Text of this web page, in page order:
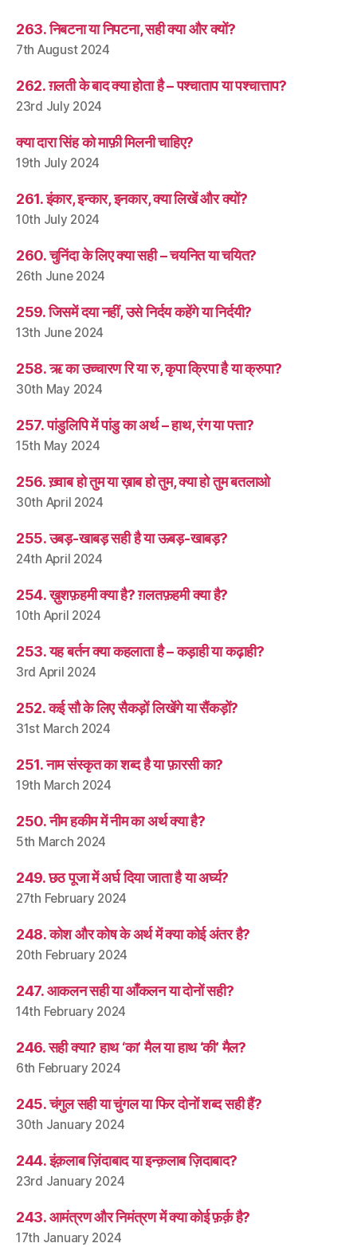
263. निबटना या निपटना, सही क्या और क्यों?
7th August 2024
262. ग़लती के बाद क्या होता है – पश्चाताप या पश्चात्ताप?
23rd July 2024
क्या दारा सिंह को माफ़ी मिलनी चाहिए?
19th July 2024
261. इंकार, इन्कार, इनकार, क्या लिखें और क्यों?
10th July 2024
260. चुनिंदा के लिए क्या सही – चयनित या चयित?
26th June 2024
259. जिसमें दया नहीं, उसे निर्दय कहेंगे या निर्दयी?
13th June 2024
258. ऋ का उच्चारण रि या रु, कृपा क्रिपा है या क्रुपा?
30th May 2024
257. पांडुलिपि में पांडु का अर्थ – हाथ, रंग या पत्ता?
15th May 2024
256. ख़्वाब हो तुम या ख़ाब हो तुम, क्या हो तुम बतलाओ
30th April 2024
255. उबड़-खाबड़ सही है या ऊबड़-खाबड़?
24th April 2024
254. ख़ुशफ़हमी क्या है? ग़लतफ़हमी क्या है?
10th April 2024
253. यह बर्तन क्या कहलाता है – कड़ाही या कढ़ाही?
3rd April 2024
252. कई सौ के लिए सैकड़ों लिखेंगे या सैंकड़ों?
31st March 2024
251. नाम संस्कृत का शब्द है या फ़ारसी का?
19th March 2024
250. नीम हकीम में नीम का अर्थ क्या है?
5th March 2024
249. छठ पूजा में अर्घ दिया जाता है या अर्घ्य?
27th February 2024
248. कोश और कोष के अर्थ में क्या कोई अंतर है?
20th February 2024
247. आकलन सही या आँकलन या दोनों सही?
14th February 2024
246. सही क्या? हाथ ‘का’ मैल या हाथ ‘की’ मैल?
6th February 2024
245. चंगुल सही या चुंगल या फिर दोनों शब्द सही हैं?
30th January 2024
244. इंक़लाब ज़िंदाबाद या इन्क़लाब ज़िदाबाद?
23rd January 2024
243. आमंत्रण और निमंत्रण में क्या कोई फ़र्क़ है?
17th January 2024